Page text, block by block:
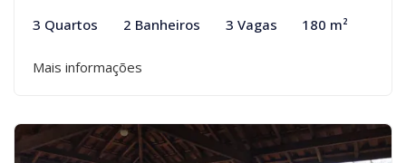
3 Quartos 2 Banheiros 3 Vagas 180 m²
Mais informações